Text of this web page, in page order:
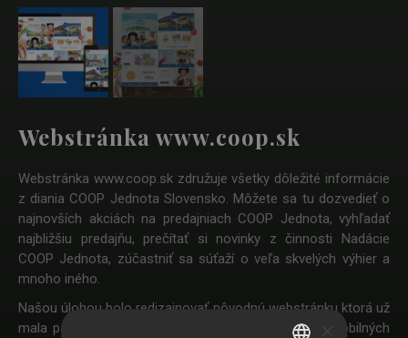
Webstránka www.coop.sk
Webstránka www.coop.sk združuje všetky dôležité informácie
z diania COOP Jednota Slovensko. Môžete sa tu dozvedieť o
najnovších akciách na predajniach COOP Jednota, vyhľadať
najbližšiu predajňu, prečítať si novinky z činnosti Nadácie
COOP Jednota, zúčastniť sa súťaží o veľa skvelých výhier a
mnoho iného.
Našou úlohou bolo redizajnovať pôvodnú webstránku ktorá už
mala pár rokov za sebou čo bolo vidieť hlavne na mobilných